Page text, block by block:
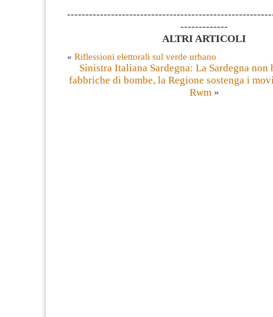
-------------
ALTRI ARTICOLI
« Riflessioni elettorali sul verde urbano
Sinistra Italiana Sardegna: La Sardegna non
fabbriche di bombe, la Regione sostenga i
Rwm »